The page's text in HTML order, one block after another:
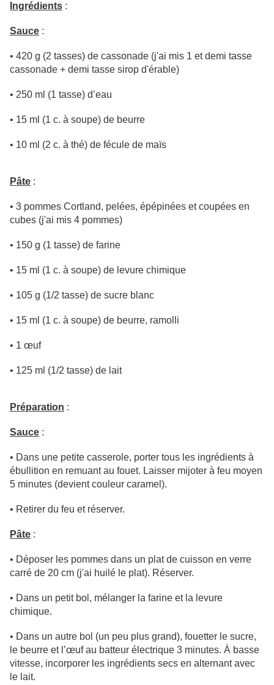
Ingrédients :
Sauce :
• 420 g (2 tasses) de cassonade (j'ai mis 1 et demi tasse
cassonade + demi tasse sirop d'érable)
• 250 ml (1 tasse) d’eau
• 15 ml (1 c. à soupe) de beurre
• 10 ml (2 c. à thé) de fécule de maïs
Pâte :
• 3 pommes Cortland, pelées, épépinées et coupées en
cubes (j'ai mis 4 pommes)
• 150 g (1 tasse) de farine
• 15 ml (1 c. à soupe) de levure chimique
• 105 g (1/2 tasse) de sucre blanc
• 15 ml (1 c. à soupe) de beurre, ramolli
• 1 œuf
• 125 ml (1/2 tasse) de lait
Préparation :
Sauce :
• Dans une petite casserole, porter tous les ingrédients à
ébullition en remuant au fouet. Laisser mijoter à feu moyen
5 minutes (devient couleur caramel).
• Retirer du feu et réserver.
Pâte :
• Déposer les pommes dans un plat de cuisson en verre
carré de 20 cm (j'ai huilé le plat). Réserver.
• Dans un petit bol, mélanger la farine et la levure
chimique.
• Dans un autre bol (un peu plus grand), fouetter le sucre,
le beurre et l’œuf au batteur électrique 3 minutes. À basse
vitesse, incorporer les ingrédients secs en alternant avec
le lait.